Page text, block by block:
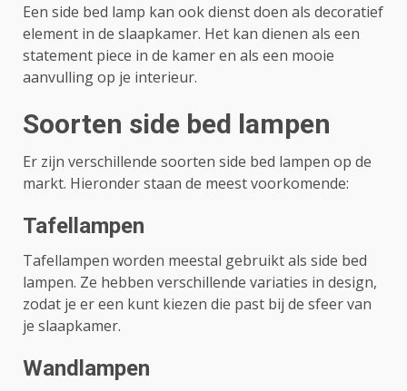
Een side bed lamp kan ook dienst doen als decoratief
element in de slaapkamer. Het kan dienen als een
statement piece in de kamer en als een mooie
aanvulling op je interieur.
Soorten side bed lampen
Er zijn verschillende soorten side bed lampen op de
markt. Hieronder staan de meest voorkomende:
Tafellampen
Tafellampen worden meestal gebruikt als side bed
lampen. Ze hebben verschillende variaties in design,
zodat je er een kunt kiezen die past bij de sfeer van
je slaapkamer.
Wandlampen